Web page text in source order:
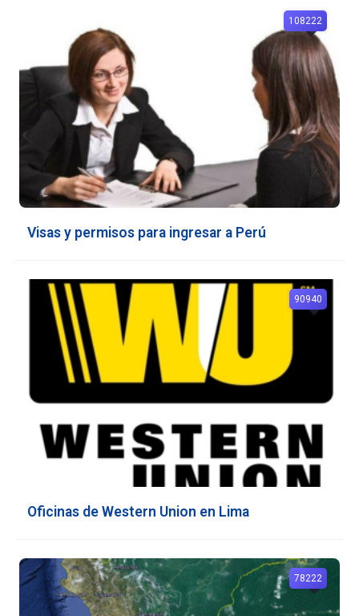
Visas y permisos para ingresar a Perú
108222
Oficinas de Western Union en Lima
90940
78222